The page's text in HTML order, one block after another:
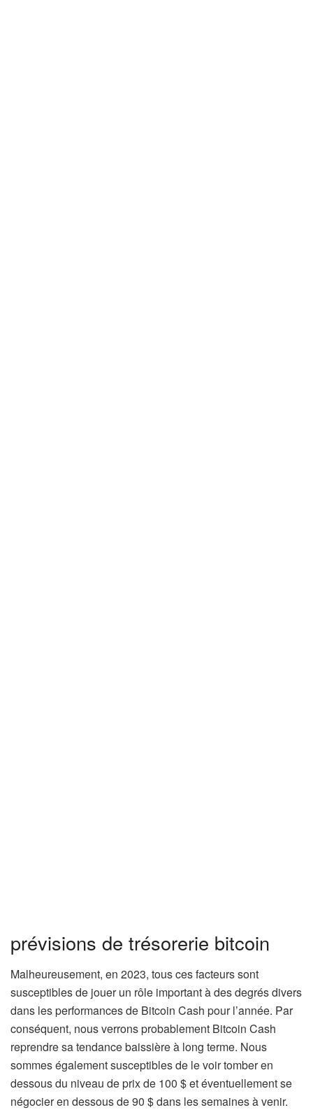
prévisions de trésorerie bitcoin
Malheureusement, en 2023, tous ces facteurs sont
susceptibles de jouer un rôle important à des degrés divers
dans les performances de Bitcoin Cash pour l’année. Par
conséquent, nous verrons probablement Bitcoin Cash
reprendre sa tendance baissière à long terme. Nous
sommes également susceptibles de le voir tomber en
dessous du niveau de prix de 100 $ et éventuellement se
négocier en dessous de 90 $ dans les semaines à venir.